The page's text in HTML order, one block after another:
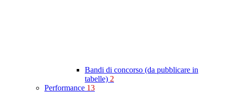
Bandi di concorso (da pubblicare in
tabelle) 2
Performance 13